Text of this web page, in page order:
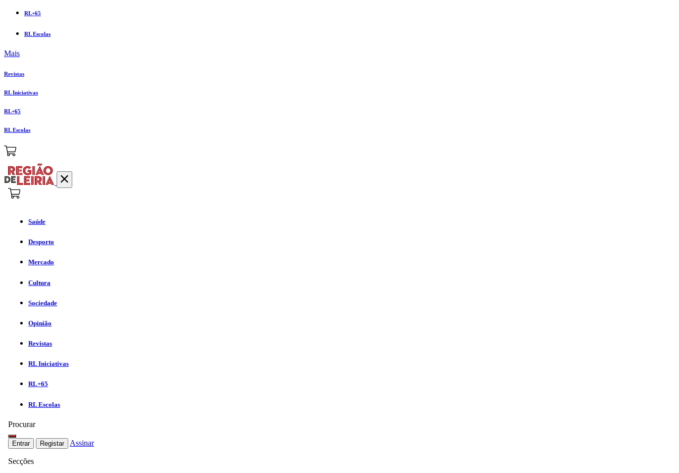
RL+65
RL Escolas
Mais
Revistas
RL Iniciativas
RL+65
RL Escolas
Saúde
Desporto
Mercado
Cultura
Sociedade
Opinião
Revistas
RL Iniciativas
RL+65
RL Escolas
Procurar
Entrar Registar Assinar
Secções